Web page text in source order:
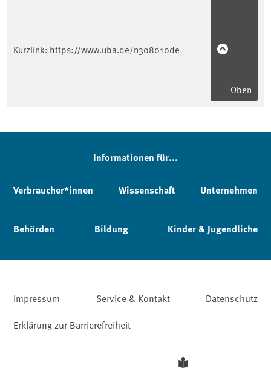
Kurzlink: https://www.uba.de/n308010de
Oben
Informationen für...
Verbraucher*innen Wissenschaft Unternehmen
Behörden Bildung Kinder & Jugendliche
Impressum Service & Kontakt
Datenschutz
Erklärung zur Barrierefreiheit